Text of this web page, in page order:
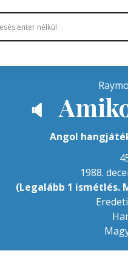
🔈
Angol
1988.
(Legalább 1 ismétlés.